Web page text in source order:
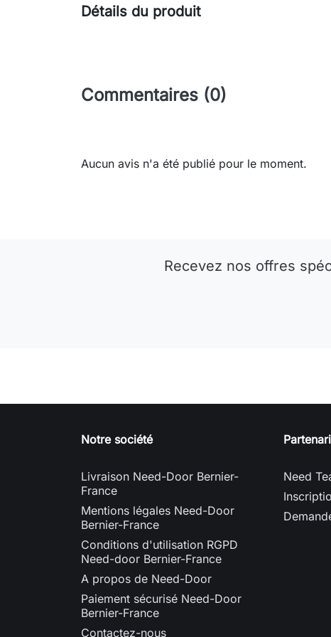
Détails du produit
Commentaires (0)
Aucun avis n'a été publié pour le moment.
Recevez nos offres
Notre société
Livraison Need-Door Bernier-
France
Mentions légales Need-Door
Bernier-France
Conditions d'utilisation RGPD
Need-door Bernier-France
A propos de Need-Door
Paiement sécurisé Need-Door
Bernier-France
Contactez-nous
Need